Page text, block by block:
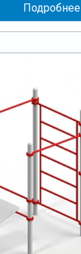
Подробнее